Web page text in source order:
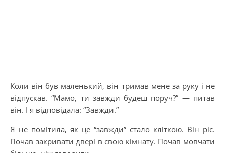
Коли він був маленький, він тримав мене за руку і не
відпускав. “Мамо, ти завжди будеш поруч?” — питав
він. І я відповідала: “Завжди.”
Я не помітила, як це “завжди” стало кліткою. Він ріс.
Почав закривати двері в свою кімнату. Почав мовчати